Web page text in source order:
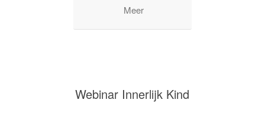
Meer
Webinar Innerlijk Kind